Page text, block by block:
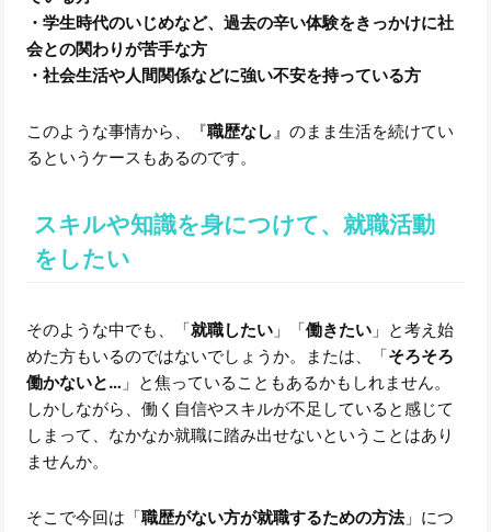
・学生時代のいじめなど、過去の辛い体験をきっかけに社
会との関わりが苦手な方
・社会生活や人間関係などに強い不安を持っている方
このような事情から、『職歴なし 』のまま生活を続けてい
るというケースもあるのです。
スキルや知識を身につけて、就職活動
をしたい
そのような中でも、「就職したい 」「働きたい 」と考え始
めた方もいるのではないでしょうか。または、「そろそろ
働かないと… 」と焦っていることもあるかもしれません。
しかしながら、働く自信やスキルが不足していると感じて
しまって、なかなか就職に踏み出せないということはあり
ませんか。
そこで今回は「職歴がない方が就職するための方法」につ